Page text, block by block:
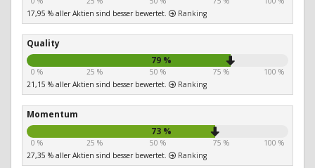
17,95 % aller Aktien sind besser bewertet.
Ranking
Quality
79 %
0 % 25 % 50 % 75 %
100 %
21,15 % aller Aktien sind besser bewertet.
Ranking
Momentum
73 %
0 % 25 % 50 % 75 %
100 %
27,35 % aller Aktien sind besser bewertet.
Ranking